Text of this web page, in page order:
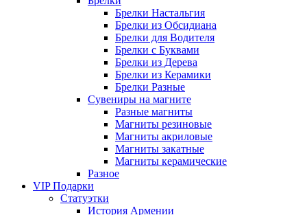
Брелки Настальгия
Брелки из Обсидиана
Брелки для Водителя
Брелки с Буквами
Брелки из Дерева
Брелки из Керамики
Брелки Разные
Сувениры на магните
Разные магниты
Магниты резиновые
Магниты акриловые
Магниты закатные
Магниты керамические
Разное
VIP Подарки
Статуэтки
История Армении